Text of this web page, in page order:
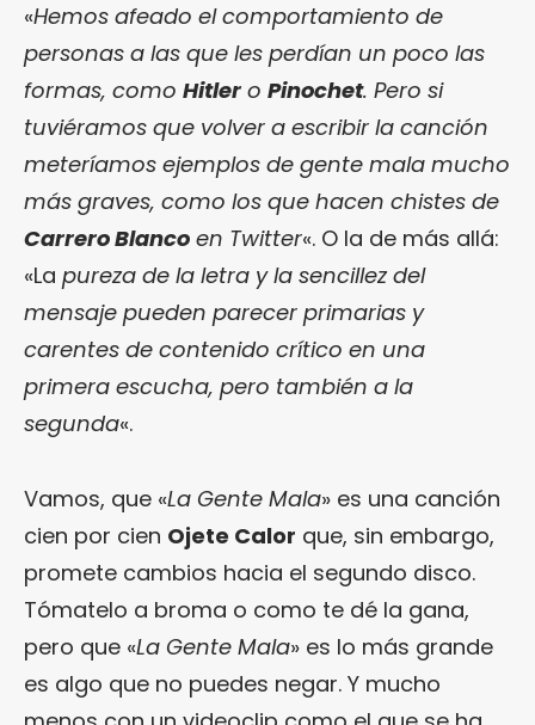
«Hemos afeado el comportamiento de
personas a las que les perdían un poco las
formas, como Hitler o Pinochet. Pero si
tuviéramos que volver a escribir la canción
meteríamos ejemplos de gente mala mucho
más graves, como los que hacen chistes de
Carrero Blanco en Twitter«. O la de más allá:
«La pureza de la letra y la sencillez del
mensaje pueden parecer primarias y
carentes de contenido crítico en una
primera escucha, pero también a la
segunda«.
Vamos, que «La Gente Mala» es una canción
cien por cien Ojete Calor que, sin embargo,
promete cambios hacia el segundo disco.
Tómatelo a broma o como te dé la gana,
pero que «La Gente Mala» es lo más grande
es algo que no puedes negar. Y mucho